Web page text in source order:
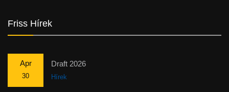
Friss Hírek
Apr
30
Draft 2026
Hírek